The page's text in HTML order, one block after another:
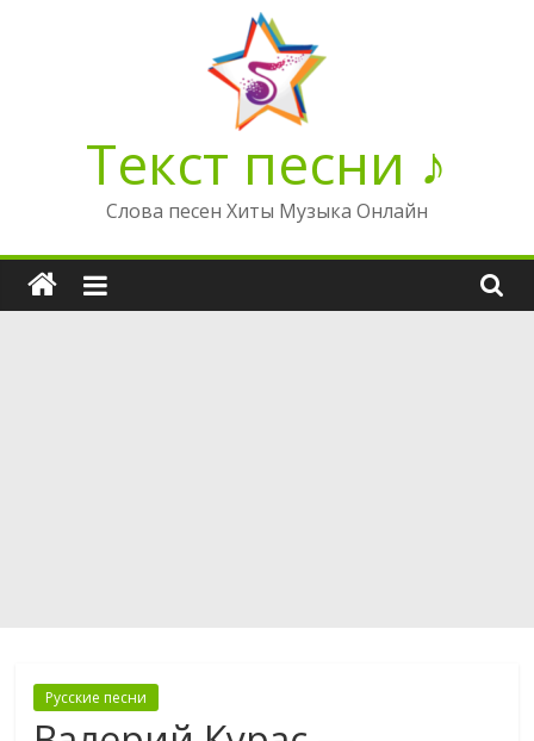
Текст песни ♪
Слова песен Хиты Музыка Онлайн
Русские песни